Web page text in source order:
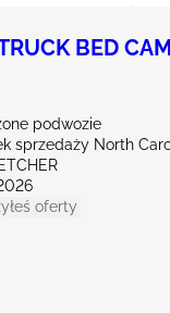
BED
podwozie
sprzedaży North
oferty